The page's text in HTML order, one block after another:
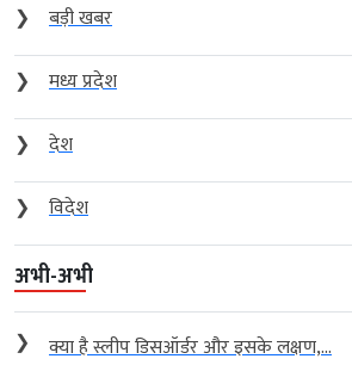
❯
बड़ी खबर
❯
मध्य प्रदेश
❯
देश
❯
विदेश
अभी-अभी
❯ क्या है स्लीप डिसऑर्डर और इसके लक्षण,...